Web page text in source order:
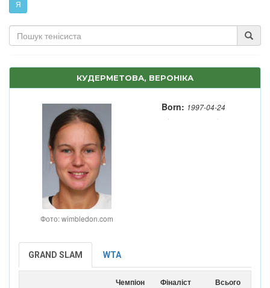
Я
КУДЕРМЕТОВА, ВЕРОНІКА
Фото: wimbledon.com
Born: 1997-04-24
GRAND SLAM WTA
Чемпіон Фіналіст Всього